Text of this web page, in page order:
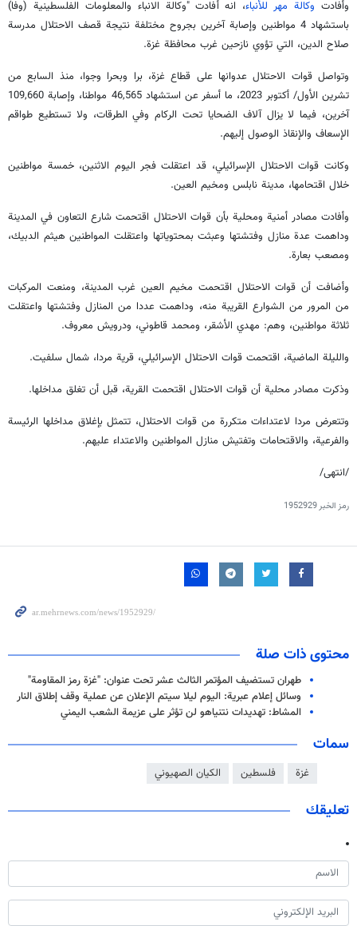
وأفادت وكالة مهر للأنباء، انه أفادت "وكالة الانباء والمعلومات الفلسطينية (وفا)
باستشهاد 4 مواطنين وإصابة آخرين بجروح مختلفة نتيجة قصف الاحتلال مدرسة
صلاح الدين، التي تؤوي نازحين غرب محافظة غزة.
وتواصل قوات الاحتلال عدوانها على قطاع غزة، برا وبحرا وجوا، منذ السابع من
تشرين الأول/ أكتوبر 2023، ما أسفر عن استشهاد 46,565 مواطنا، وإصابة 109,660
آخرين، فيما لا يزال آلاف الضحايا تحت الركام وفي الطرقات، ولا تستطيع طواقم
الإسعاف والإنقاذ الوصول إليهم.
وكانت قوات الاحتلال الإسرائيلي، قد اعتقلت فجر اليوم الاثنين، خمسة مواطنين
خلال اقتحامها، مدينة نابلس ومخيم العين.
وأفادت مصادر أمنية ومحلية بأن قوات الاحتلال اقتحمت شارع التعاون في المدينة
وداهمت عدة منازل وفتشتها وعبثت بمحتوياتها واعتقلت المواطنين هيثم الدبيك،
ومصعب بعارة.
وأضافت أن قوات الاحتلال اقتحمت مخيم العين غرب المدينة، ومنعت المركبات
من المرور من الشوارع القريبة منه، وداهمت عددا من المنازل وفتشتها واعتقلت
ثلاثة مواطنين، وهم: مهدي الأشقر، ومحمد قاطوني، ودرويش معروف.
والليلة الماضية، اقتحمت قوات الاحتلال الإسرائيلي، قرية مردا، شمال سلفيت.
وذكرت مصادر محلية أن قوات الاحتلال اقتحمت القرية، قبل أن تغلق مداخلها.
وتتعرض مردا لاعتداءات متكررة من قوات الاحتلال، تتمثل بإغلاق مداخلها الرئيسة
والفرعية، والاقتحامات وتفتيش منازل المواطنين والاعتداء عليهم.
/انتهى/
رمز الخبر1952929
محتوى ذات صلة
طهران تستضيف المؤتمر الثالث عشر تحت عنوان: "غزة رمز المقاومة"
وسائل إعلام عبرية: اليوم ليلا سيتم الإعلان عن عملية وقف إطلاق النار
المشاط: تهديدات نتنياهو لن تؤثر على عزيمة الشعب اليمني
سمات
غزة فلسطين الكيان الصهيوني
تعليقك